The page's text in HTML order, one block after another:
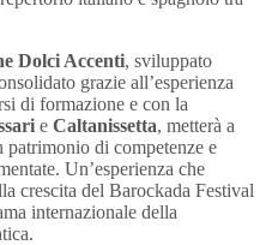
Dolci Accenti, sviluppato
grazie all’esperienza
di formazione e con la
e Caltanissetta, metterà a
di competenze e
Un’esperienza che
crescita del Barockada Festival
internazionale della